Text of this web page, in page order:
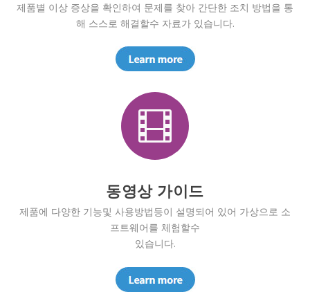
제품별 이상 증상을 확인하여 문제를 찾아 간단한 조치 방법을 통
해 스스로 해결할수 자료가 있습니다.

동영상 가이드
제품에 다양한 기능및 사용방법등이 설명되어 있어 가상으로 소
프트웨어를 체험할수
있습니다.